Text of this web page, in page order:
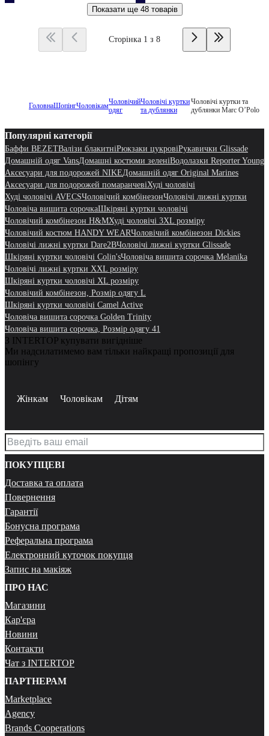
Показати ще 48 товарів
Сторінка 1 з 8
ГоловнаШопінгЧоловікамЧоловічий
одяг
Чоловічі куртки
та дублянки
Чоловічі куртки та
дублянки Marc O’Polo
Популярні категорії
Баффи BEZETВалізи блакитніРюкзаки цукровіРукавички Glissade
Домашній одяг VansДомашні костюми зеленіВодолазки Reporter Young
Аксесуари для подорожей NIKEДомашній одяг Original Marines
Аксесуари для подорожей помаранчевіХуді чоловічі
Худі чоловічі AVECSЧоловічий комбінезонЧоловічі лижні куртки
Чоловіча вишита сорочкаШкіряні куртки чоловічі
Чоловічий комбінезон H&MХуді чоловічі 3XL розміру
Чоловічий костюм HANDY WEARЧоловічий комбінезон Dickies
Чоловічі лижні куртки Dare2BЧоловічі лижні куртки Glissade
Шкіряні куртки чоловічі Colin'sЧоловіча вишита сорочка Melanika
Чоловічі лижні куртки XXL розміру
Шкіряні куртки чоловічі XL розміру
Чоловічий комбінезон, Розмір одягу L
Шкіряні куртки чоловічі Camel Active
Чоловіча вишита сорочка Golden Trinity
Чоловіча вишита сорочка, Розмір одягу 41
З INTERTOP купувати вигідніше
Ми надсилатимемо вам тільки найкращі пропозиції для
шопінгу
Жінкам Чоловікам Дітям
ПОКУПЦЕВІ
Доставка та оплата
Повернення
Гарантії
Бонусна програма
Реферальна програма
Електронний куточок покупця
Запис на макіяж
ПРО НАС
Магазини
Кар'єра
Новини
Контакти
Чат з INTERTOP
ПАРТНЕРАМ
Marketplace
Agency
Brands Cooperations